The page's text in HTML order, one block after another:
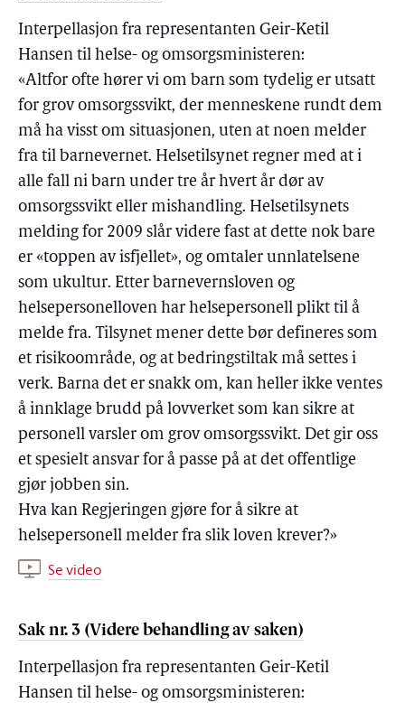
Interpellasjon fra representanten Geir-Ketil
Hansen til helse- og omsorgsministeren:
«Altfor ofte hører vi om barn som tydelig er utsatt
for grov omsorgssvikt, der menneskene rundt dem
må ha visst om situasjonen, uten at noen melder
fra til barnevernet. Helsetilsynet regner med at i
alle fall ni barn under tre år hvert år dør av
omsorgssvikt eller mishandling. Helsetilsynets
melding for 2009 slår videre fast at dette nok bare
er «toppen av isfjellet», og omtaler unnlatelsene
som ukultur. Etter barnevernsloven og
helsepersonelloven har helsepersonell plikt til å
melde fra. Tilsynet mener dette bør defineres som
et risikoområde, og at bedringstiltak må settes i
verk. Barna det er snakk om, kan heller ikke ventes
å innklage brudd på lovverket som kan sikre at
personell varsler om grov omsorgssvikt. Det gir oss
et spesielt ansvar for å passe på at det offentlige
gjør jobben sin.
Hva kan Regjeringen gjøre for å sikre at
helsepersonell melder fra slik loven krever?»
Se video
Sak nr. 3 (Videre behandling av saken)
Interpellasjon fra representanten Geir-Ketil
Hansen til helse- og omsorgsministeren: